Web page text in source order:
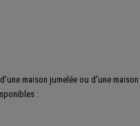
maison jumelée ou d'une
: